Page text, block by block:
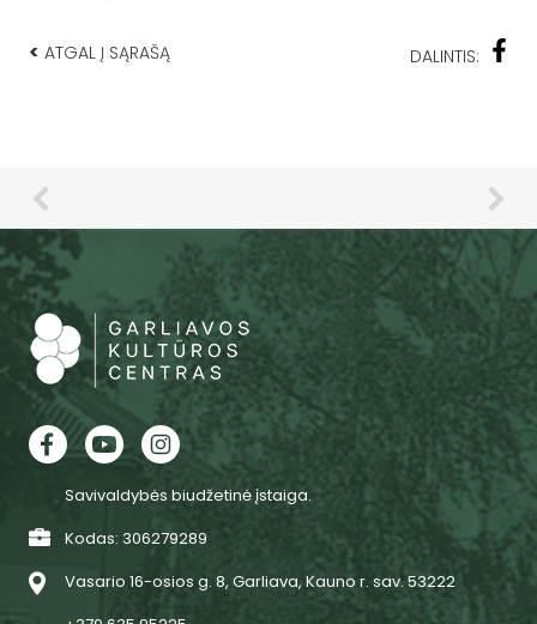
< ATGAL Į SĄRAŠĄ DALINTIS:
Savivaldybės biudžetinė įstaiga.
Kodas: 306279289
Vasario 16-osios g. 8, Garliava, Kauno r. sav. 53222